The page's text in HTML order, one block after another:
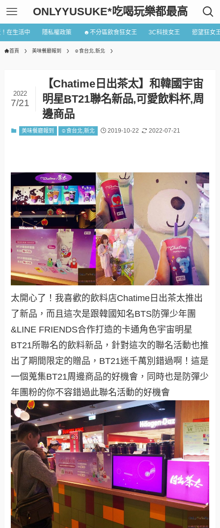
ONLYYUSUKE*吃喝玩樂都最高
在生活中 隱私權政策 ☻不分區飲食狂女王 3C科技女王 慾望狂女
首頁 美味餐廳報到 ☺食台北,新北
【Chatime日出茶太】和韓國宇宙
明星BT21聯名新品,可愛飲料杯,周
邊商品
2022
7/21
美味餐廳報到 ☺食台北,新北 2019-10-22 2022-07-21
太開心了！我喜歡的飲料店Chatime日出茶太推出
了新品，而且這次是跟韓國知名BTS防彈少年團
&LINE FRIENDS合作打造的卡通角色宇宙明星
BT21所聯名的飲料新品，針對這次的聯名活動也推
出了期間限定的贈品，BT21迷千萬別錯過啊！這是
一個蒐集BT21周邊商品的好機會，同時也是防彈少
年團粉的你不容錯過此聯名活動的好機會